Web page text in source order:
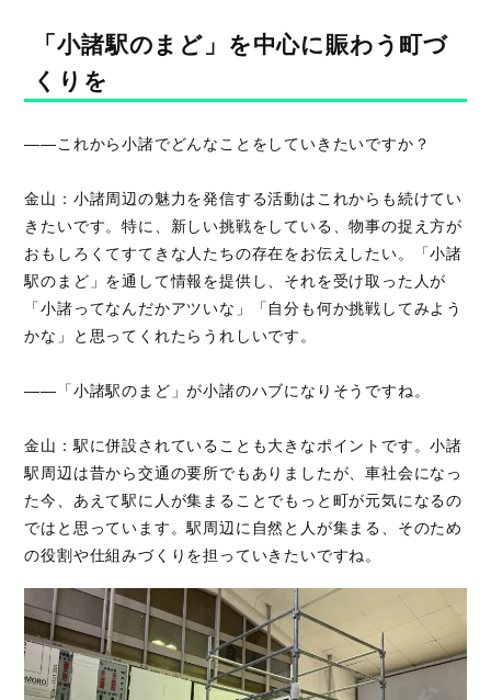
「小諸駅のまど」を中心に賑わう町づ
くりを
――これから小諸でどんなことをしていきたいですか？
金山：小諸周辺の魅力を発信する活動はこれからも続けてい
きたいです。特に、新しい挑戦をしている、物事の捉え方が
おもしろくてすてきな人たちの存在をお伝えしたい。「小諸
駅のまど」を通して情報を提供し、それを受け取った人が
「小諸ってなんだかアツいな」「自分も何か挑戦してみよう
かな」と思ってくれたらうれしいです。
――「小諸駅のまど」が小諸のハブになりそうですね。
金山：駅に併設されていることも大きなポイントです。小諸
駅周辺は昔から交通の要所でもありましたが、車社会になっ
た今、あえて駅に人が集まることでもっと町が元気になるの
ではと思っています。駅周辺に自然と人が集まる、そのため
の役割や仕組みづくりを担っていきたいですね。